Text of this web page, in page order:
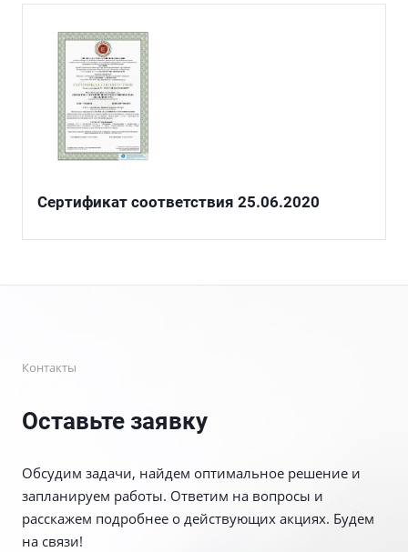
Сертификат соответствия 25.06.2020
Контакты
Оставьте заявку
Обсудим задачи, найдем оптимальное решение и
запланируем работы. Ответим на вопросы и
расскажем подробнее о действующих акциях. Будем
на связи!